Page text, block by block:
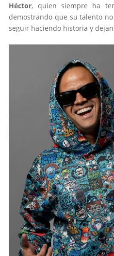
Héctor, quien siempre ha
demostrando que su talento
seguir haciendo historia y